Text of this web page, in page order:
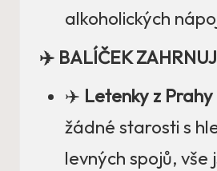
alkoholických
✈️ BALÍČEK
✈️ Letenky z Prahy
žádné starosti s
levných spojů, vše